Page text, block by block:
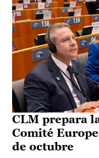
CLM prepara
Comité
de octubre